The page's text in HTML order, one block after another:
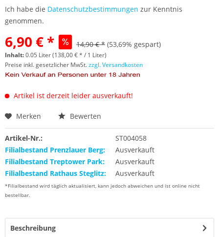
Ich habe die Datenschutzbestimmungen zur Kenntnis
genommen.
6,90 € * 14,90 € * (53,69% gespart)
Inhalt:0.05 Liter (138,00 € * / 1 Liter)
Preise inkl. gesetzlicher MwSt.zzgl. Versandkosten
Artikel ist derzeit leider ausverkauft!
Merken Bewerten
Artikel-Nr.:
ST004058
Filialbestand Prenzlauer Berg:
Ausverkauft
Filialbestand Treptower Park:
Ausverkauft
Filialbestand Rathaus Steglitz:
Ausverkauft
*Filialbestand wird täglich aktualisiert, kann jedoch abweichen und ist online nicht
bestellbar.
Beschreibung